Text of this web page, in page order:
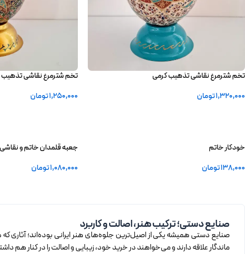
تخم شترمرغ نقاشی تذهیب کرمی
1,320,000تومان
تخم شترمرغ نقاشی تذهیب
1,250,000تومان
خودکار خاتم‌
138,000تومان
جعبه قلمدان خاتم و نقاشی
1,080,000تومان
صنایع دستی؛ ترکیب هنر، اصالت و کاربرد
صنایع دستی همیشه یکی از اصیل‌ترین جلوه‌های هنر ایرانی بوده‌اند؛
ماندگار علاقه دارند و می‌خواهند در خرید خود، زیبایی و اصالت را در کنار هم